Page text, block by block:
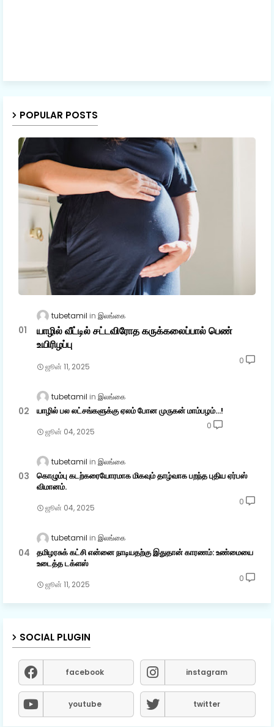
POPULAR POSTS
tubetamil இலங்கை
யாழில் வீட்டில் சட்டவிரோத கருக்கலைப்பால் பெண்
உயிரிழப்பு
ஜூன் 11, 2025
0
tubetamil இலங்கை
யாழில் பல லட்சங்களுக்கு ஏலம் போன முருகன் மாம்பழம்...!
ஜூன் 04, 2025
0
tubetamil இலங்கை
கொழும்பு கடற்கரையோரமாக மிகவும் தாழ்வாக பறந்த புதிய ஏர்பஸ்
விமானம்.
ஜூன் 04, 2025
0
tubetamil இலங்கை
தமிழரசுக் கட்சி என்னை நாடியதற்கு இதுதான் காரணம்: உண்மையை
உடைத்த டக்ளஸ்
ஜூன் 11, 2025
0
SOCIAL PLUGIN
facebook instagram
youtube twitter